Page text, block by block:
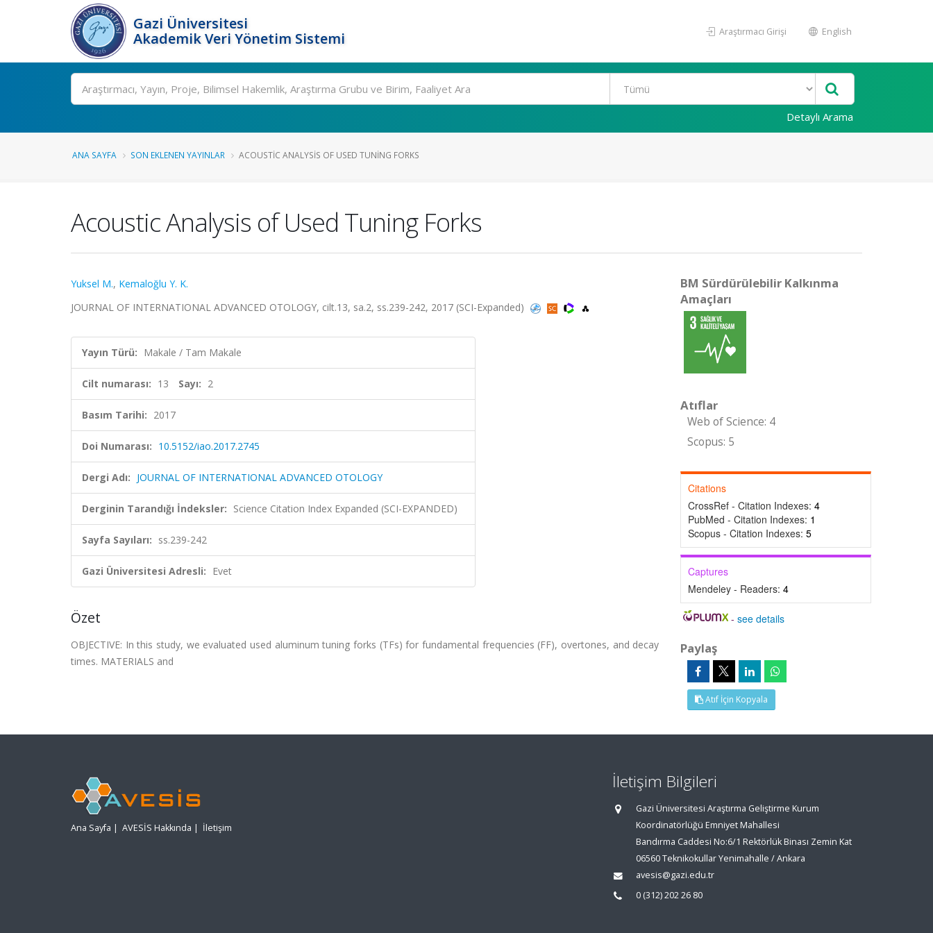
Gazi Üniversitesi
Akademik Veri Yönetim Sistemi
Araştırmacı Girişi English
Ara
Detaylı Arama
ANA SAYFA SON EKLENEN YAYINLAR ACOUSTIC ANALYSIS OF USED TUNING FORKS
Acoustic Analysis of Used Tuning Forks
Yuksel M., Kemaloğlu Y. K.
JOURNAL OF INTERNATIONAL ADVANCED OTOLOGY, cilt.13, sa.2, ss.239-242, 2017 (SCI-Expanded)
Yayın Türü: Makale / Tam Makale
Cilt numarası: 13 Sayı: 2
Basım Tarihi: 2017
Doi Numarası: 10.5152/iao.2017.2745
Dergi Adı: JOURNAL OF INTERNATIONAL ADVANCED OTOLOGY
Derginin Tarandığı İndeksler: Science Citation Index Expanded (SCI-EXPANDED)
Sayfa Sayıları: ss.239-242
Gazi Üniversitesi Adresli: Evet
Özet
OBJECTIVE: In this study, we evaluated used aluminum tuning forks (TFs) for fundamental frequencies (FF), overtones, and decay
times. MATERIALS and
BM Sürdürülebilir Kalkınma
Amaçları
Atıflar
Web of Science: 4
Scopus: 5
Citations
CrossRef - Citation Indexes: 4
PubMed - Citation Indexes: 1
Scopus - Citation Indexes: 5
Captures
Mendeley - Readers: 4
-see details
Paylaş
Atıf İçin Kopyala
Ana Sayfa | AVESİS Hakkında | İletişim
İletişim Bilgileri
Gazi Üniversitesi Araştırma Geliştirme Kurum
Koordinatörlüğü Emniyet Mahallesi
Bandırma Caddesi No:6/1 Rektörlük Binası Zemin Kat
06560 Teknikokullar Yenimahalle / Ankara
avesis@gazi.edu.tr
0 (312) 202 26 80